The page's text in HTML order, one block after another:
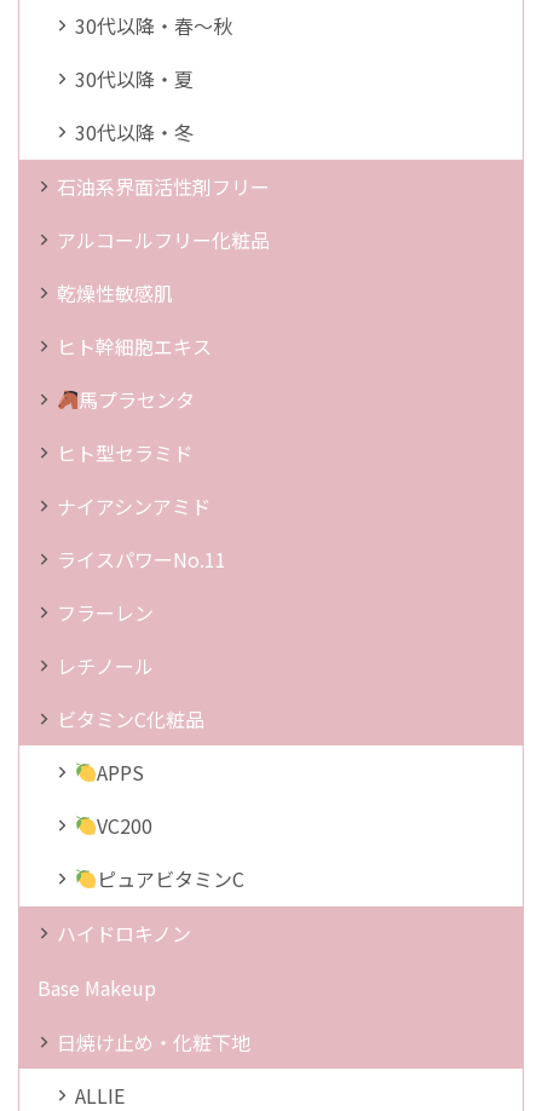
30代以降・春～秋
30代以降・夏
30代以降・冬
石油系界面活性剤フリー
アルコールフリー化粧品
乾燥性敏感肌
ヒト幹細胞エキス
馬プラセンタ
ヒト型セラミド
ナイアシンアミド
ライスパワーNo.11
フラーレン
レチノール
ビタミンC化粧品
APPS
VC200
ピュアビタミンC
ハイドロキノン
Base Makeup
日焼け止め・化粧下地
ALLIE